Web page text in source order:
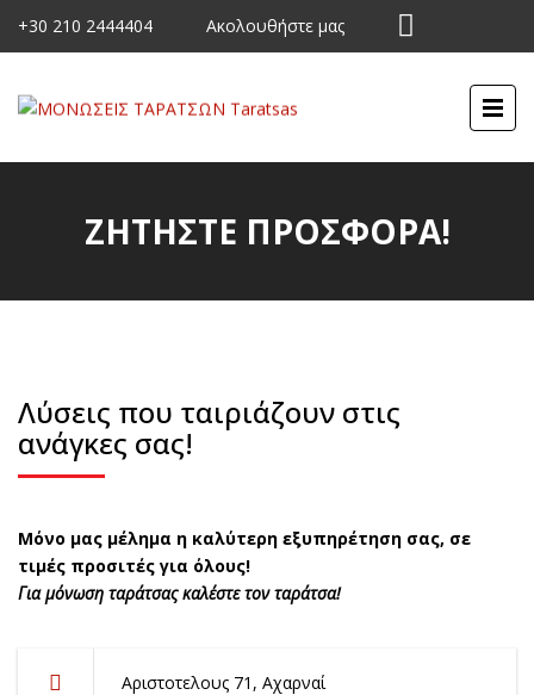
+30 210 2444404 Ακολουθήστε μας
ΖΗΤΗΣΤΕ ΠΡΟΣΦΟΡΑ!
Λύσεις που ταιριάζουν στις
ανάγκες σας!
Μόνο μας μέλημα η καλύτερη εξυπηρέτηση σας, σε
τιμές προσιτές για όλους!
Για μόνωση ταράτσας καλέστε τον ταράτσα!
Αριστοτελους 71, Αχαρναί